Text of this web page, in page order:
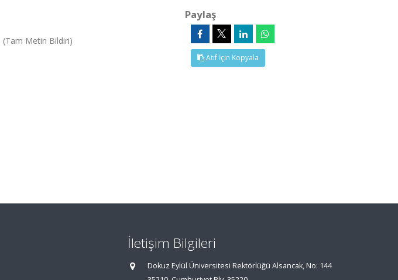
(Tam Metin Bildiri)
Paylaş
Atıf İçin Kopyala
İletişim Bilgileri
Dokuz Eylül Üniversitesi Rektörlüğü Alsancak, No: 144